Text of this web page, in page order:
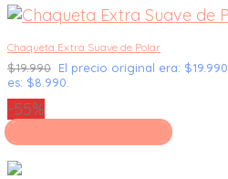
Chaqueta Extra Suave de Polar
$19.990 El precio original era: $19.990.
es: $8.990.
-55%
Seleccionar opciones